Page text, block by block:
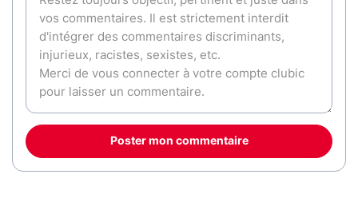
Poster mon commentaire